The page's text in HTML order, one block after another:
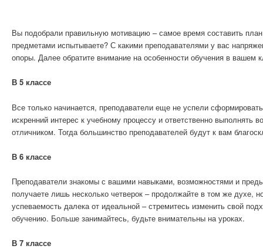
Вы подобрали правильную мотивацию – самое время составить
предметами испытываете? С какими преподавателями у вас
опоры. Далее обратите внимание на особенности обучения в вашем
В 5 классе
Все только начинается, преподаватели еще не успели
искренний интерес к учебному процессу и ответственно
отличником. Тогда большинство преподавателей будут к вам
В 6 классе
Преподаватели знакомы с вашими навыками, возможностями и
получаете лишь несколько четверок – продолжайте в том же
успеваемость далека от идеальной – стремитесь изменить свой
обучению. Больше занимайтесь, будьте внимательны на уроках.
В 7 классе